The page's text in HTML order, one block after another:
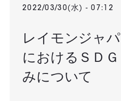
2022/03/30(水) - 07:12
レイモンジャ
におけるＳＤ
みについて